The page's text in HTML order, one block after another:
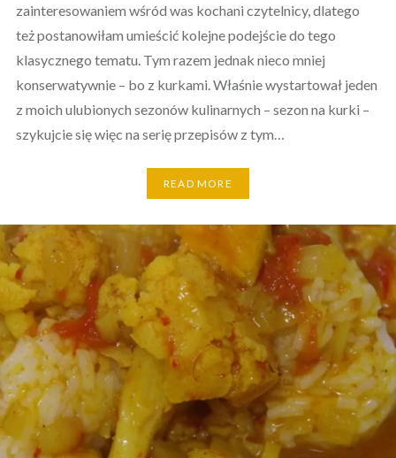
zainteresowaniem wśród was kochani czytelnicy, dlatego
też postanowiłam umieścić kolejne podejście do tego
klasycznego tematu. Tym razem jednak nieco mniej
konserwatywnie – bo z kurkami. Właśnie wystartował jeden
z moich ulubionych sezonów kulinarnych – sezon na kurki –
szykujcie się więc na serię przepisów z tym…
READ MORE